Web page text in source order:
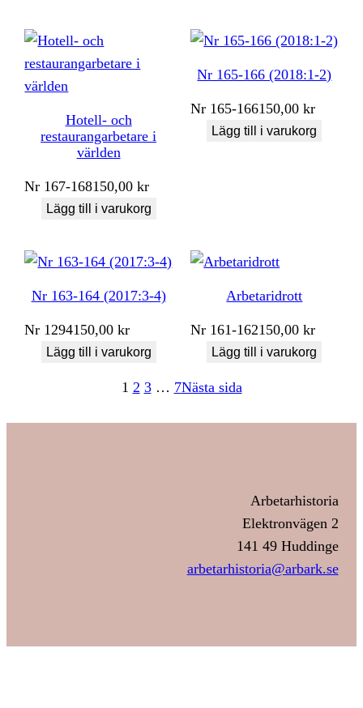
Hotell- och
restaurangarbetare i
världen
Nr 167-168150,00kr
Lägg till i varukorg
Nr 165-166 (2018:1-2)
Nr 165-166150,00kr
Lägg till i varukorg
Nr 163-164 (2017:3-4)
Nr 1294150,00kr
Lägg till i varukorg
Arbetaridrott
Nr 161-162150,00kr
Lägg till i varukorg
1 2 3 … 7Nästa sida
Arbetarhistoria
Elektronvägen 2
141 49 Huddinge
arbetarhistoria@arbark.se